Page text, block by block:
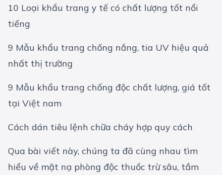
10 Loại khẩu trang y tế có chất lượng tốt nổi
tiếng
9 Mẫu khẩu trang chống nắng, tia UV hiệu quả
nhất thị trường
9 Mẫu khẩu trang chống độc chất lượng, giá tốt
tại Việt nam
Cách dán tiêu lệnh chữa cháy hợp quy cách
Qua bài viết này, chúng ta đã cùng nhau tìm
hiểu về mặt nạ phòng độc thuốc trừ sâu, tầm